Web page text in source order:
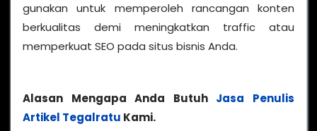
gunakan untuk memperoleh rancangan konten
berkualitas demi meningkatkan traffic atau
memperkuat SEO pada situs bisnis Anda.
Alasan Mengapa Anda Butuh Jasa Penulis
Artikel Tegalratu Kami.